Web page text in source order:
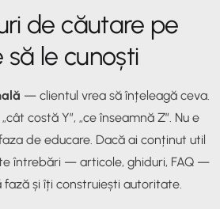
de căutare pe
le cunoști
— clientul vrea să înțeleagă ceva.
costă Y”, „ce înseamnă Z”. Nu e
de educare. Dacă ai conținut util
întrebări — articole, ghiduri, FAQ —
și îți construiești autoritate.